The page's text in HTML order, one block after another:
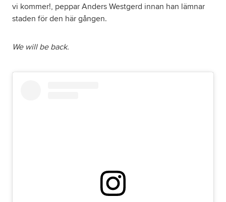
vi kommer!, peppar Anders Westgerd innan han lämnar
staden för den här gången.
We will be back.